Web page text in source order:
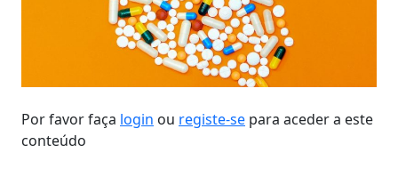
Por favor faça login ou registe-se para aceder a este
conteúdo